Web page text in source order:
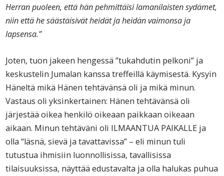
Herran puoleen, että hän pehmittäisi lamanilaisten sydämet,
niin että he säästäisivät heidät ja heidän vaimonsa ja
lapsensa.”
Joten, tuon jakeen hengessä ”tukahdutin pelkoni” ja
keskustelin Jumalan kanssa treffeillä käymisestä. Kysyin
Häneltä mikä Hänen tehtävänsä oli ja mikä minun.
Vastaus oli yksinkertainen: Hänen tehtävänsä oli
järjestää oikea henkilö oikeaan paikkaan oikeaan
aikaan. Minun tehtäväni oli ILMAANTUA PAIKALLE ja
olla “läsnä, sievä ja tavattavissa” – eli minun tuli
tutustua ihmisiin luonnollisissa, tavallisissa
tilaisuuksissa, näyttää edustavalta ja olla halukas puhua